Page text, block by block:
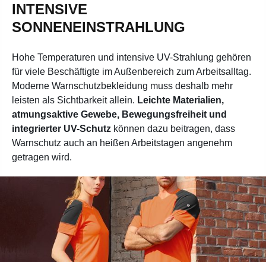
INTENSIVE
SONNENEINSTRAHLUNG
Hohe Temperaturen und intensive UV-Strahlung gehören
für viele Beschäftigte im Außenbereich zum Arbeitsalltag.
Moderne Warnschutzbekleidung muss deshalb mehr
leisten als Sichtbarkeit allein. Leichte Materialien,
atmungsaktive Gewebe, Bewegungsfreiheit und
integrierter UV-Schutz können dazu beitragen, dass
Warnschutz auch an heißen Arbeitstagen angenehm
getragen wird.